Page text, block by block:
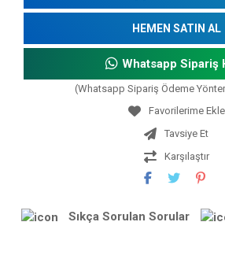
HEMEN SATIN AL
Whatsapp Sipariş
(Whatsapp Sipariş Ödeme
Tavsiye Et
Karşılaştır
Sıkça Sorulan Sorular